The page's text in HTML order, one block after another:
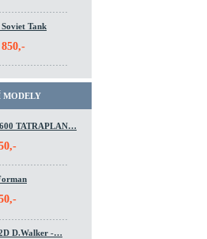
Tank
850,-
MODELY
TATRAPLAN…
D.Walker -…